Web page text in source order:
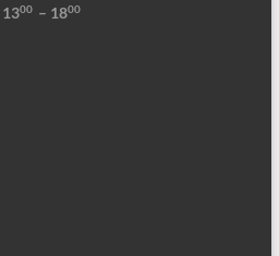
00 – 1800